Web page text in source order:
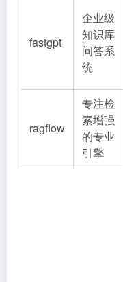
fastgpt
企业级
知识库
问答系
统
ragflow
专注检
索增强
的专业
引擎